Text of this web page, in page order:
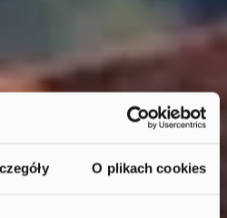
O plikach cookies